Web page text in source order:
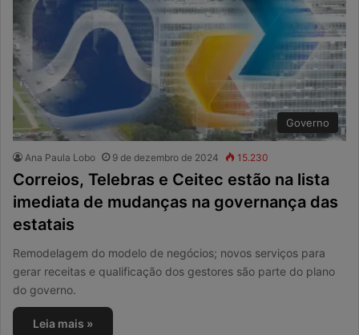
Governo
Ana Paula Lobo 9 de dezembro de 2024 15.230
Correios, Telebras e Ceitec estão na lista
imediata de mudanças na governança das
estatais
Remodelagem do modelo de negócios; novos serviços para
gerar receitas e qualificação dos gestores são parte do plano
do governo.
Leia mais »